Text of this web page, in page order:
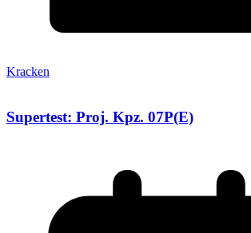
Kracken
Supertest: Proj. Kpz. 07P(E)